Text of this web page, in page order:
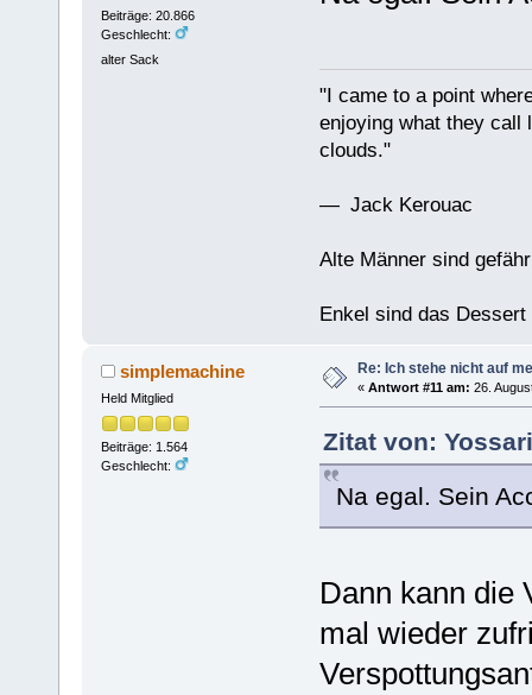
Beiträge: 20.866
Geschlecht:
alter Sack
"I came to a point
enjoying what they call
clouds."
— Jack Kerouac
Alte Männer sind
Enkel sind das
simplemachine
Held Mitglied
Beiträge: 1.564
Geschlecht:
Re: Ich stehe nicht auf
« Antwort #11 am: 26.
Zitat von:
Na egal. Sein
Dann kann die
mal wieder